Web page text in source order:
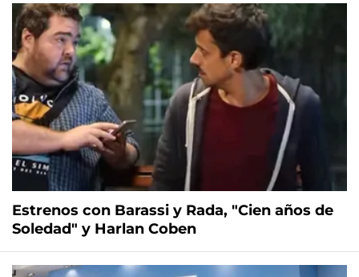
Estrenos con Barassi y Rada, "Cien años de
Soledad" y Harlan Coben